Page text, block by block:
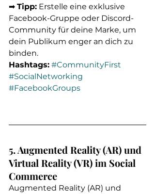
➡ Tipp: Erstelle eine exklusive
Facebook-Gruppe oder Discord-
Community für deine Marke, um
dein Publikum enger an dich zu
binden.
Hashtags: #CommunityFirst
#SocialNetworking
#FacebookGroups
5. Augmented Reality (AR) und
Virtual Reality (VR) im Social
Commerce
Augmented Reality (AR) und